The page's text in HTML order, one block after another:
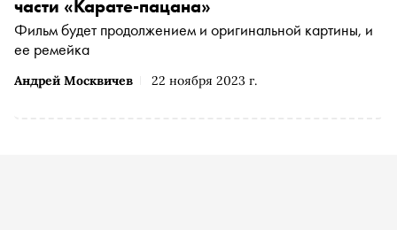
Андрей Москвичев 22 ноября 2023 г.
части «Карате-пацана»
Фильм будет продолжением и оригинальной картины, и
ее ремейка